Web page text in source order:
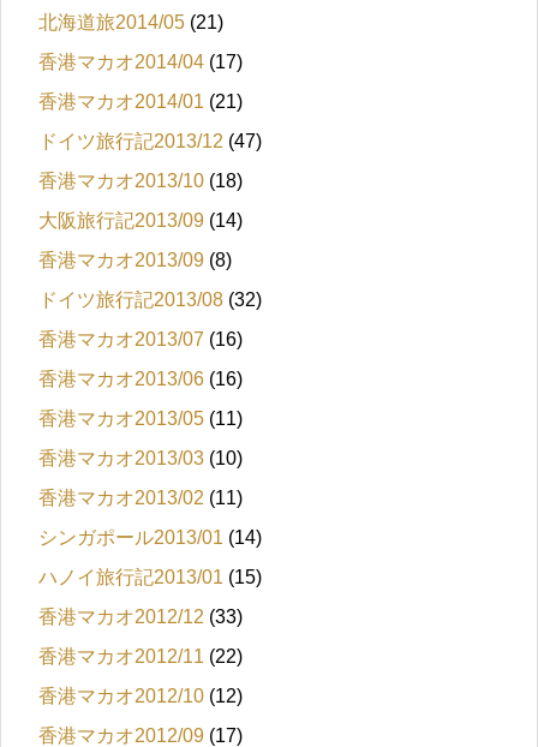
北海道旅2014/05 (21)
香港マカオ2014/04 (17)
香港マカオ2014/01 (21)
ドイツ旅行記2013/12 (47)
香港マカオ2013/10 (18)
大阪旅行記2013/09 (14)
香港マカオ2013/09 (8)
ドイツ旅行記2013/08 (32)
香港マカオ2013/07 (16)
香港マカオ2013/06 (16)
香港マカオ2013/05 (11)
香港マカオ2013/03 (10)
香港マカオ2013/02 (11)
シンガポール2013/01 (14)
ハノイ旅行記2013/01 (15)
香港マカオ2012/12 (33)
香港マカオ2012/11 (22)
香港マカオ2012/10 (12)
香港マカオ2012/09 (17)